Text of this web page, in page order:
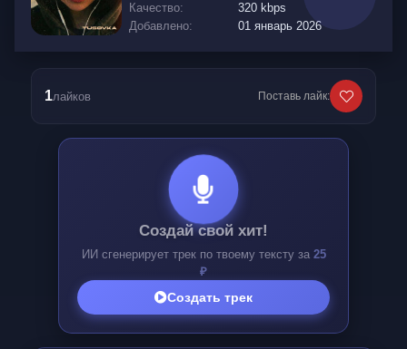
Качество:
320 kbps
Добавлено:
01 январь 2026
1лайков Поставь лайк:
Создай свой хит!
ИИ сгенерирует трек по твоему тексту за 25
₽
Создать трек